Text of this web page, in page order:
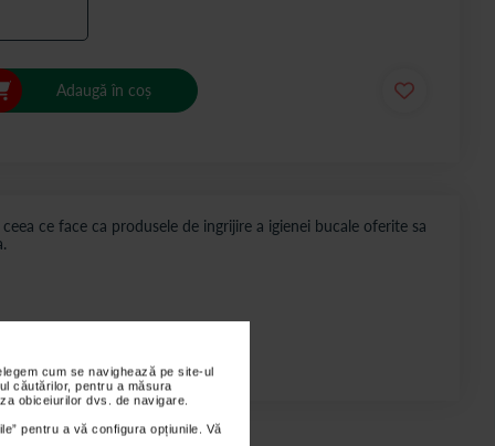
cum se navighează pe site-ul
căutărilor, pentru a măsura
obiceiurilor dvs. de navigare.
pentru a vă configura opțiunile. Vă
ce face ca produsele de ingrijire a igienei bucale oferite sa
Adaugă în coș